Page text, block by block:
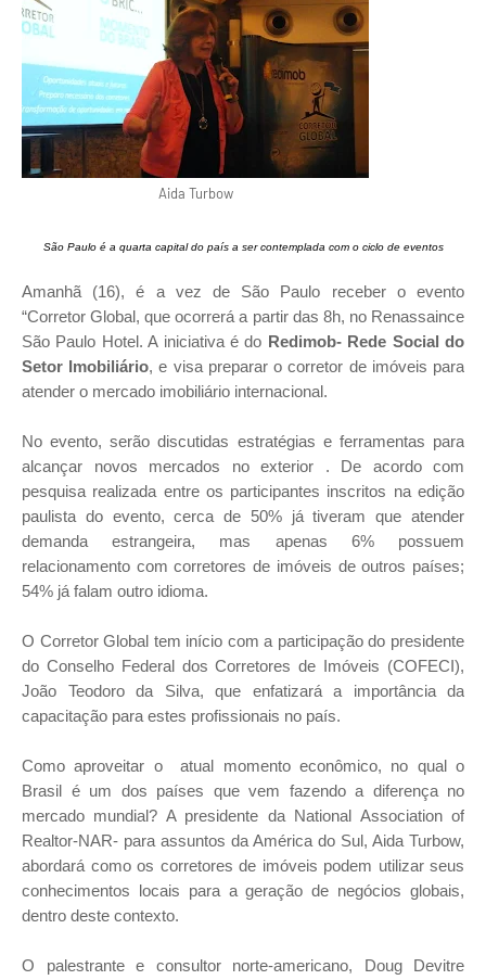
Aida Turbow
São Paulo é a quarta capital do país a ser contemplada com o ciclo de eventos
Amanhã (16), é a vez de São Paulo receber o evento
“Corretor Global, que ocorrerá a partir das 8h, no Renassaince
São Paulo Hotel. A iniciativa é do Redimob- Rede Social do
Setor Imobiliário, e visa preparar o corretor de imóveis para
atender o mercado imobiliário internacional.
No evento, serão discutidas estratégias e ferramentas para
alcançar novos mercados no exterior . De acordo com
pesquisa realizada entre os participantes inscritos na edição
paulista do evento, cerca de 50% já tiveram que atender
demanda estrangeira, mas apenas 6% possuem
relacionamento com corretores de imóveis de outros países;
54% já falam outro idioma.
O Corretor Global tem início com a participação do presidente
do Conselho Federal dos Corretores de Imóveis (COFECI),
João Teodoro da Silva, que enfatizará a importância da
capacitação para estes profissionais no país.
Como aproveitar o atual momento econômico, no qual o
Brasil é um dos países que vem fazendo a diferença no
mercado mundial? A presidente da National Association of
Realtor-NAR- para assuntos da América do Sul, Aida Turbow,
abordará como os corretores de imóveis podem utilizar seus
conhecimentos locais para a geração de negócios globais,
dentro deste contexto.
O palestrante e consultor norte-americano, Doug Devitre